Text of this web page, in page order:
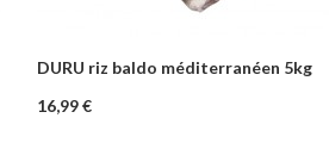
DURU riz baldo méditerranéen 5kg
Prix
16,99 €
– + Ajouter au panier